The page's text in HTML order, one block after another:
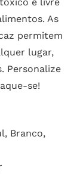
e livre
As
permitem
lugar,
Personalize
se!
Branco,